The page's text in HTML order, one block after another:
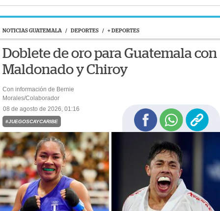
NOTICIAS GUATEMALA / DEPORTES / + DEPORTES
Doblete de oro para Guatemala con
Maldonado y Chiroy
Con información de Bernie
Morales/Colaborador
08 de agosto de 2026, 01:16
#JUEGOSCAYCARIBE